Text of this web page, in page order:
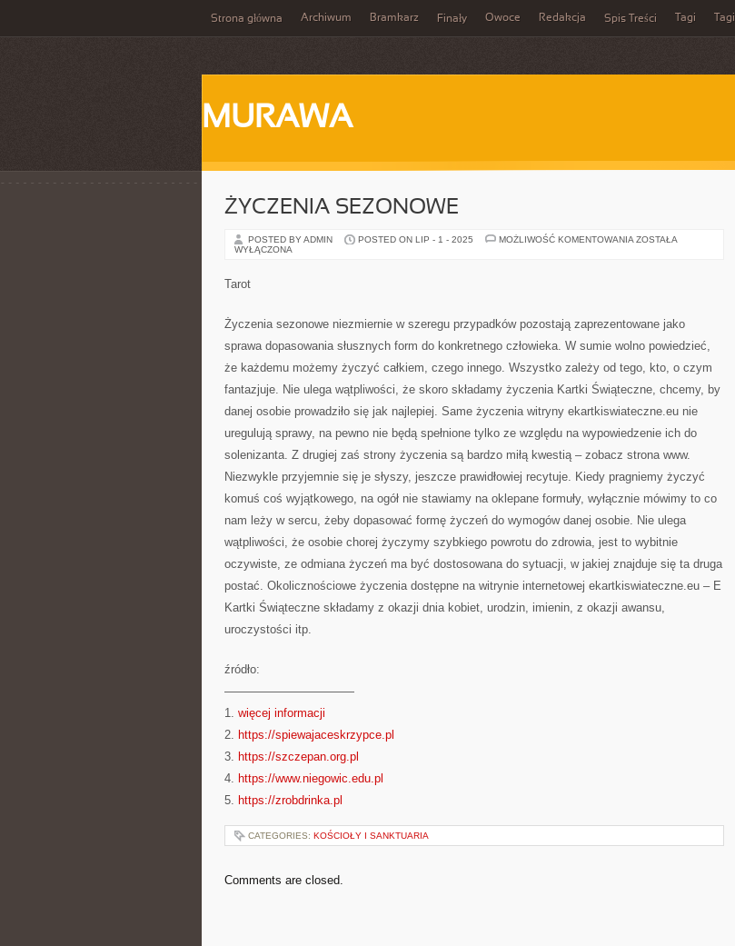
Strona główna Archiwum Bramkarz Finały Owoce Redakcja Spis Treści Tagi Tagi
MURAWA
ŻYCZENIA SEZONOWE
POSTED BY ADMIN POSTED ON LIP - 1 - 2025 MOŻLIWOŚĆ KOMENTOWANIA ŻYCZENIA
ZOSTAŁA
WYŁĄCZONA
Tarot
Życzenia sezonowe niezmiernie w szeregu przypadków pozostają zaprezentowane jako
sprawa dopasowania słusznych form do konkretnego człowieka. W sumie wolno powiedzieć,
że każdemu możemy życzyć całkiem, czego innego. Wszystko zależy od tego, kto, o czym
fantazjuje. Nie ulega wątpliwości, że skoro składamy życzenia Kartki Świąteczne, chcemy, by
danej osobie prowadziło się jak najlepiej. Same życzenia witryny ekartkiswiateczne.eu nie
uregulują sprawy, na pewno nie będą spełnione tylko ze względu na wypowiedzenie ich do
solenizanta. Z drugiej zaś strony życzenia są bardzo miłą kwestią – zobacz strona www.
Niezwykle przyjemnie się je słyszy, jeszcze prawidłowiej recytuje. Kiedy pragniemy życzyć
komuś coś wyjątkowego, na ogół nie stawiamy na oklepane formuły, wyłącznie mówimy to co
nam leży w sercu, żeby dopasować formę życzeń do wymogów danej osobie. Nie ulega
wątpliwości, że osobie chorej życzymy szybkiego powrotu do zdrowia, jest to wybitnie
oczywiste, ze odmiana życzeń ma być dostosowana do sytuacji, w jakiej znajduje się ta druga
postać. Okolicznościowe życzenia dostępne na witrynie internetowej ekartkiswiateczne.eu – E
Kartki Świąteczne składamy z okazji dnia kobiet, urodzin, imienin, z okazji awansu,
uroczystości itp.
źródło:
———————————
1. więcej informacji
2. https://spiewajaceskrzypce.pl
3. https://szczepan.org.pl
4. https://www.niegowic.edu.pl
5. https://zrobdrinka.pl
CATEGORIES: KOŚCIOŁY I SANKTUARIA
Comments are closed.